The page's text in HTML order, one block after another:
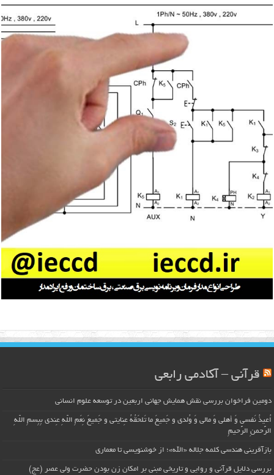
قرآنی – آکادمی رابعی
دومین فراخوان بررسی نقش همایش جهانی اربعین در توسعه علوم انسانی
اُعیذُ نَفسی وَ أهلی وَ مالی وَ وُلدی و جَمیعَ ما تَلحَقُهُ عِنایتی و جَمیعَ نِعَمِ اللّهِ عِندی بِبِسمِ اللّهِ
الرَّحمنِ الرَّحیمِ
بازآفرینی هندسی کلمه جلاله «الله»؛ از خوشنویسی تا معماری
بررسی دلایل قرآنی و روایی و تاریخی مبنی بر امکان زن بودن حضرت ولی عصر (عج)